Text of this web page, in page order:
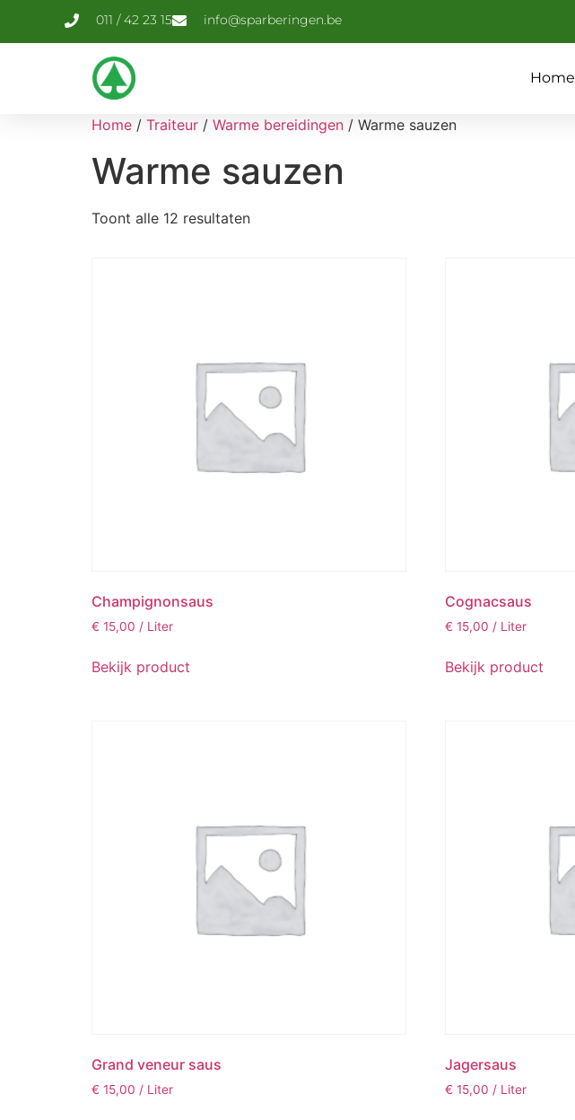
011 / 42 23 15 info@sparberingen.be
Home
Home / Traiteur / Warme bereidingen / Warme sauzen
Warme sauzen
Toont alle 12 resultaten
Champignonsaus
€ 15,00 / Liter
Bekijk product
Cognacsaus
€ 15,00 / Liter
Bekijk product
Grand veneur saus
€ 15,00 / Liter
Jagersaus
€ 15,00 / Liter